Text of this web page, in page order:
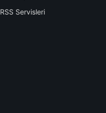
RSS Servisleri